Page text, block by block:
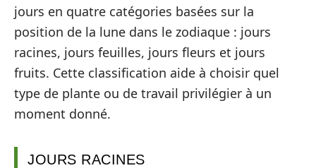
jours en quatre catégories basées sur la
position de la lune dans le zodiaque : jours
racines, jours feuilles, jours fleurs et jours
fruits. Cette classification aide à choisir quel
type de plante ou de travail privilégier à un
moment donné.
JOURS RACINES